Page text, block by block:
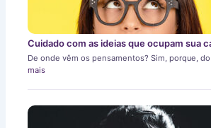
Cuidado com as ideias que ocupam sua
De onde vêm os pensamentos? Sim, porque,
mais